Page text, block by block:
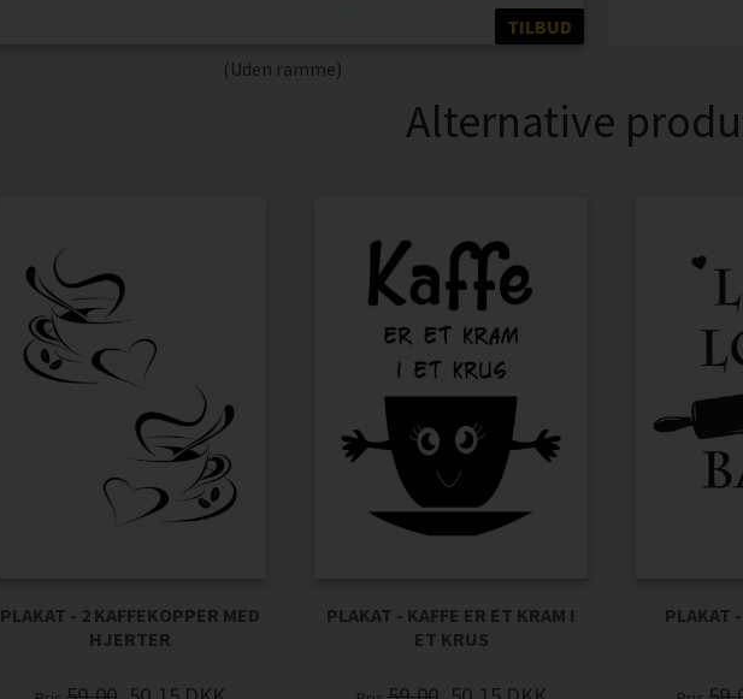
TILBUD
(Uden ramme)
Alternative
PLAKAT - 2 KAFFEKOPPER MED
HJERTER
PLAKAT - KAFFE ER ET KRAM I
ET KRUS
PLAKAT